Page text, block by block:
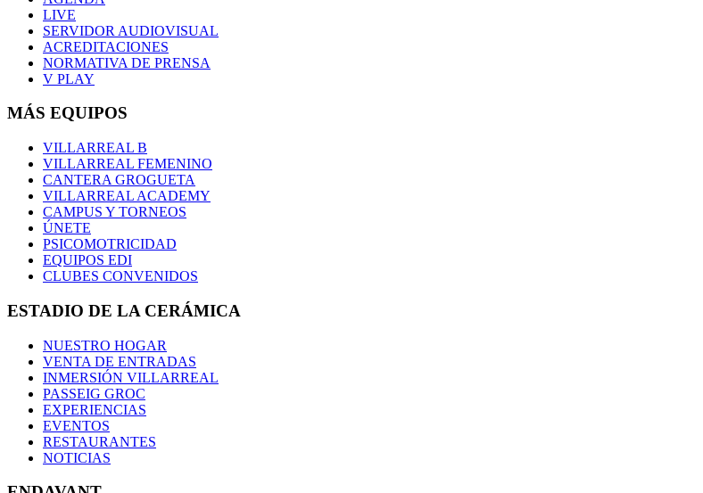
LIVE
SERVIDOR AUDIOVISUAL
ACREDITACIONES
NORMATIVA DE PRENSA
V PLAY
MÁS EQUIPOS
VILLARREAL B
VILLARREAL FEMENINO
CANTERA GROGUETA
VILLARREAL ACADEMY
CAMPUS Y TORNEOS
ÚNETE
PSICOMOTRICIDAD
EQUIPOS EDI
CLUBES CONVENIDOS
ESTADIO DE LA CERÁMICA
NUESTRO HOGAR
VENTA DE ENTRADAS
INMERSIÓN VILLARREAL
PASSEIG GROC
EXPERIENCIAS
EVENTOS
RESTAURANTES
NOTICIAS